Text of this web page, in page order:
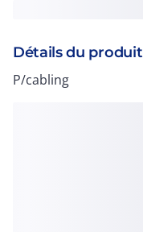
Détails du produit
P/cabling